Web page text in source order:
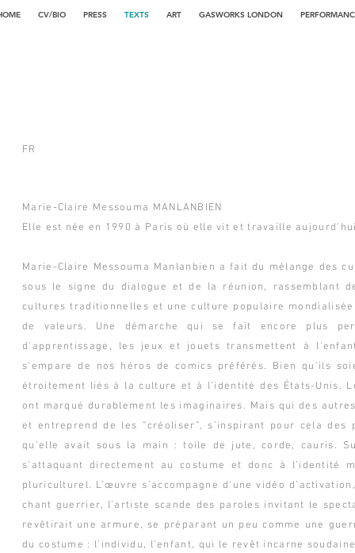
CV/BIO PRESS TEXTS ART GASWORKS LONDON
FR
Marie-Claire Messouma MANLANBIEN
Elle est née en 1990 à Paris où elle vit et travaille
Marie-Claire Messouma Manlanbien a fait du mélange des
sous le signe du dialogue et de la réunion, rassemblant
cultures traditionnelles et une culture populaire
de valeurs. Une démarche qui se fait encore plus
d’apprentissage, les jeux et jouets transmettent à
s’empare de nos héros de comics préférés. Bien qu’ils
étroitement liés à la culture et à l’identité des États-Unis.
ont marqué durablement les imaginaires. Mais qui des
et entreprend de les “créoliser”, s’inspirant pour cela
qu’elle avait sous la main : toile de jute, corde, cauris.
s’attaquant directement au costume et donc à
pluriculturel. L’œuvre s’accompagne d’une vidéo
chant guerrier, l’artiste scande des paroles invitant le
revêtirait une armure, se préparant un peu comme une
du costume : l’individu, l’enfant, qui le revêt incarne